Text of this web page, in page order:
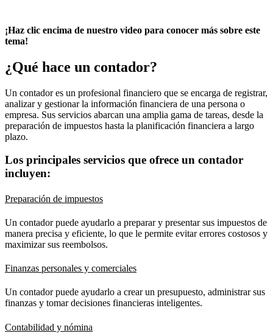
¡Haz clic encima de nuestro video para conocer más sobre este
tema!
¿Qué hace un contador?
Un contador es un profesional financiero que se encarga de registrar,
analizar y gestionar la información financiera de una persona o
empresa. Sus servicios abarcan una amplia gama de tareas, desde la
preparación de impuestos hasta la planificación financiera a largo
plazo.
Los principales servicios que ofrece un contador
incluyen:
Preparación de impuestos
Un contador puede ayudarlo a preparar y presentar sus impuestos de
manera precisa y eficiente, lo que le permite evitar errores costosos y
maximizar sus reembolsos.
Finanzas personales y comerciales
Un contador puede ayudarlo a crear un presupuesto, administrar sus
finanzas y tomar decisiones financieras inteligentes.
Contabilidad y nómina